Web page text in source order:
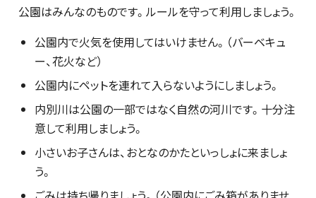
公園はみんなのものです。ルールを守って利用しましょう。
公園内で火気を使用してはいけません。（バーベキュ
ー、花火など）
公園内にペットを連れて入らないようにしましょう。
内別川は公園の一部ではなく自然の河川です。十分注
意して利用しましょう。
小さいお子さんは、おとなのかたといっしょに来ましょ
う。